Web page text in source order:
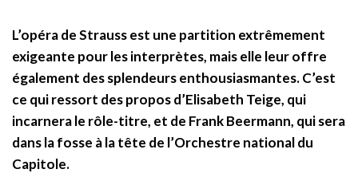
L’opéra de Strauss est une partition extrêmement
exigeante pour les interprètes, mais elle leur offre
également des splendeurs enthousiasmantes. C’est
ce qui ressort des propos d’Elisabeth Teige, qui
incarnera le rôle-titre, et de Frank Beermann, qui sera
dans la fosse à la tête de l’Orchestre national du
Capitole.